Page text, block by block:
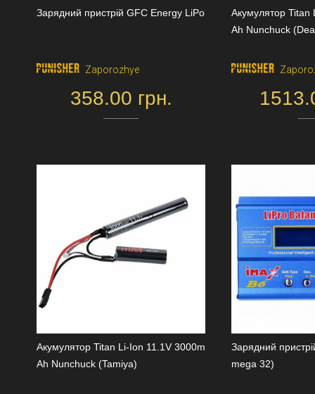
Зарядний пристрій GFC Energy LiPo
Zaporozhye
358.00 грн.
Акумулятор Titan
Ah Nunchuck
Акумулятор Titan Li-Ion 11.1V 3000m
Ah Nunchuck (Tamiya)
Зарядний
mega 32)